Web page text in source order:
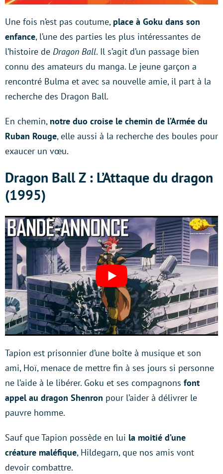
Une fois n’est pas coutume, place à Goku dans son
enfance, l’une des parties les plus intéressantes de
l’histoire de Dragon Ball. Il s’agit d’un passage bien
connu des amateurs du manga. Le jeune garçon a
rencontré Bulma et avec sa nouvelle amie, il part à la
recherche des Dragon Ball.
En chemin, notre duo croise le chemin de l’Armée du
Ruban Rouge, elle aussi à la recherche des boules pour
exaucer un vœu.
Dragon Ball Z : L’Attaque du dragon
(1995)
Tapion est prisonnier d’une boîte à musique et son
ami, Hoï, menace de mettre fin à ses jours si personne
ne l’aide à le libérer. Goku et ses compagnons font
appel au dragon Shenron pour l’aider à délivrer le
pauvre homme.
Sauf que Tapion possède en lui la moitié d’une
créature maléfique, Hildegarn, que nos amis vont
devoir combattre.